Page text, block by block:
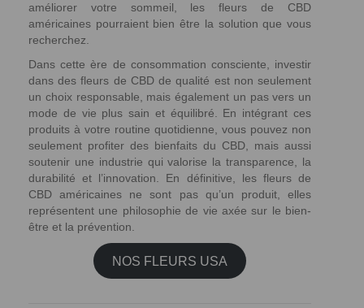
améliorer votre sommeil, les fleurs de CBD
américaines pourraient bien être la solution que vous
recherchez.
Dans cette ère de consommation consciente, investir
dans des fleurs de CBD de qualité est non seulement
un choix responsable, mais également un pas vers un
mode de vie plus sain et équilibré. En intégrant ces
produits à votre routine quotidienne, vous pouvez non
seulement profiter des bienfaits du CBD, mais aussi
soutenir une industrie qui valorise la transparence, la
durabilité et l’innovation. En définitive, les fleurs de
CBD américaines ne sont pas qu’un produit, elles
représentent une philosophie de vie axée sur le bien-
être et la prévention.
NOS FLEURS USA